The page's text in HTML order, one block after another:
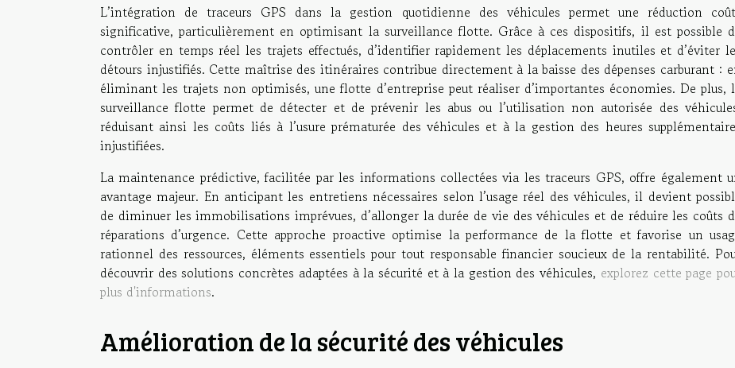
L’intégration de traceurs GPS dans la gestion quotidienne des véhicules permet une réduction
significative, particulièrement en optimisant la surveillance flotte. Grâce à ces dispositifs, il est possible
contrôler en temps réel les trajets effectués, d’identifier rapidement les déplacements inutiles et d’éviter
détours injustifiés. Cette maîtrise des itinéraires contribue directement à la baisse des dépenses carburant :
éliminant les trajets non optimisés, une flotte d’entreprise peut réaliser d’importantes économies. De plus,
surveillance flotte permet de détecter et de prévenir les abus ou l’utilisation non autorisée des
réduisant ainsi les coûts liés à l’usure prématurée des véhicules et à la gestion des heures
injustifiées.
La maintenance prédictive, facilitée par les informations collectées via les traceurs GPS, offre également
avantage majeur. En anticipant les entretiens nécessaires selon l’usage réel des véhicules, il devient
de diminuer les immobilisations imprévues, d’allonger la durée de vie des véhicules et de réduire les coûts
réparations d’urgence. Cette approche proactive optimise la performance de la flotte et favorise un
rationnel des ressources, éléments essentiels pour tout responsable financier soucieux de la rentabilité.
découvrir des solutions concrètes adaptées à la sécurité et à la gestion des véhicules, explorez cette page
plus d'informations.
Amélioration de la sécurité des véhicules